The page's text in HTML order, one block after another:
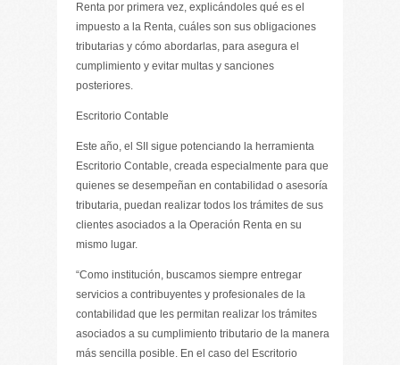
Renta por primera vez, explicándoles qué es el
impuesto a la Renta, cuáles son sus obligaciones
tributarias y cómo abordarlas, para asegura el
cumplimiento y evitar multas y sanciones
posteriores.
Escritorio Contable
Este año, el SII sigue potenciando la herramienta
Escritorio Contable, creada especialmente para que
quienes se desempeñan en contabilidad o asesoría
tributaria, puedan realizar todos los trámites de sus
clientes asociados a la Operación Renta en su
mismo lugar.
“Como institución, buscamos siempre entregar
servicios a contribuyentes y profesionales de la
contabilidad que les permitan realizar los trámites
asociados a su cumplimiento tributario de la manera
más sencilla posible. En el caso del Escritorio